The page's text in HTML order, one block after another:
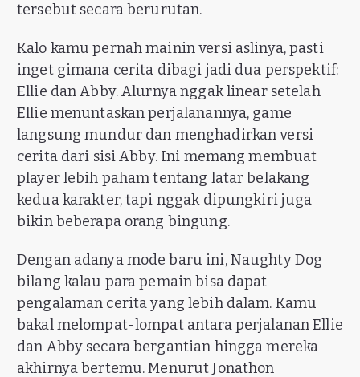
tersebut secara berurutan.
Kalo kamu pernah mainin versi aslinya, pasti
inget gimana cerita dibagi jadi dua perspektif:
Ellie dan Abby. Alurnya nggak linear setelah
Ellie menuntaskan perjalanannya, game
langsung mundur dan menghadirkan versi
cerita dari sisi Abby. Ini memang membuat
player lebih paham tentang latar belakang
kedua karakter, tapi nggak dipungkiri juga
bikin beberapa orang bingung.
Dengan adanya mode baru ini, Naughty Dog
bilang kalau para pemain bisa dapat
pengalaman cerita yang lebih dalam. Kamu
bakal melompat-lompat antara perjalanan Ellie
dan Abby secara bergantian hingga mereka
akhirnya bertemu. Menurut Jonathon